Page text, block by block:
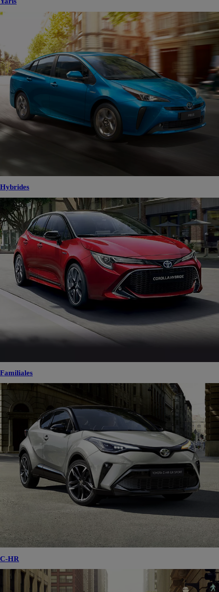
Hybrides
Familiales
C-HR